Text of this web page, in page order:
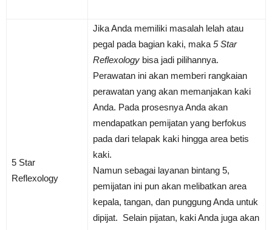
5 Star
Reflexology
Jika Anda memiliki masalah lelah atau
pegal pada bagian kaki, maka 5 Star
Reflexology bisa jadi pilihannya.
Perawatan ini akan memberi rangkaian
perawatan yang akan memanjakan kaki
Anda. Pada prosesnya Anda akan
mendapatkan pemijatan yang berfokus
pada dari telapak kaki hingga area betis
kaki.
Namun sebagai layanan bintang 5,
pemijatan ini pun akan melibatkan area
kepala, tangan, dan punggung Anda untuk
dipijat. Selain pijatan, kaki Anda juga akan